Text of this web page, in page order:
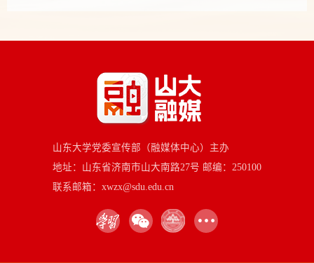
山东大学党委宣传部（融媒体中心）主办
地址：山东省济南市山大南路27号 邮编：250100
联系邮箱：xwzx@sdu.edu.cn